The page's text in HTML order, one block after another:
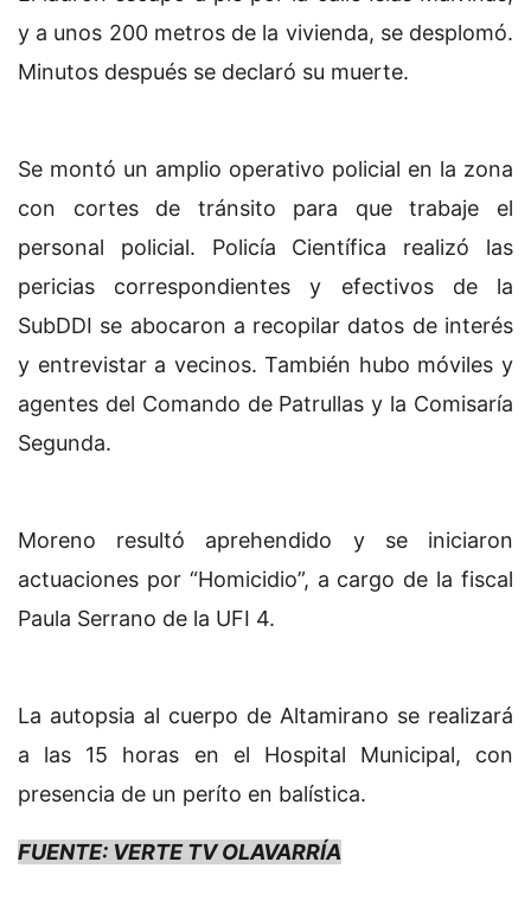
y a unos 200 metros de la vivienda, se desplomó.
Minutos después se declaró su muerte.
Se montó un amplio operativo policial en la zona
con cortes de tránsito para que trabaje el
personal policial. Policía Científica realizó las
pericias correspondientes y efectivos de la
SubDDI se abocaron a recopilar datos de interés
y entrevistar a vecinos. También hubo móviles y
agentes del Comando de Patrullas y la Comisaría
Segunda.
Moreno resultó aprehendido y se iniciaron
actuaciones por “Homicidio”, a cargo de la fiscal
Paula Serrano de la UFI 4.
La autopsia al cuerpo de Altamirano se realizará
a las 15 horas en el Hospital Municipal, con
presencia de un períto en balística.
FUENTE: VERTE TV OLAVARRÍA